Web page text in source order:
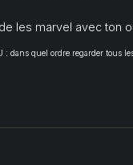
les marvel avec ton
: dans quel ordre regarder tous